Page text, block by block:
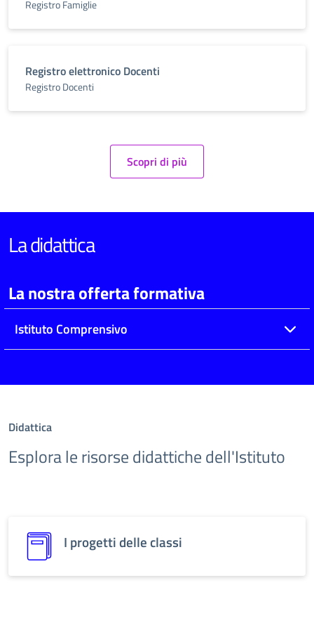
Registro Famiglie
Registro elettronico Docenti
Registro Docenti
Scopri di più
La didattica
La nostra offerta formativa
Istituto Comprensivo
Didattica
Esplora le risorse didattiche dell'Istituto
I progetti delle classi